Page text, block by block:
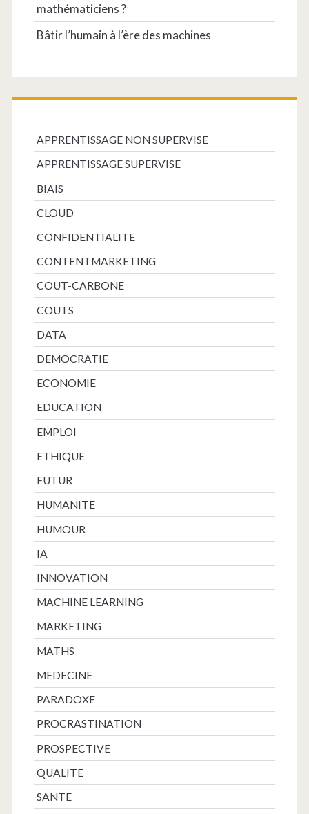
mathématiciens ?
Bâtir l’humain à l’ère des machines
APPRENTISSAGE NON SUPERVISE
APPRENTISSAGE SUPERVISE
BIAIS
CLOUD
CONFIDENTIALITE
CONTENTMARKETING
COUT-CARBONE
COUTS
DATA
DEMOCRATIE
ECONOMIE
EDUCATION
EMPLOI
ETHIQUE
FUTUR
HUMANITE
HUMOUR
IA
INNOVATION
MACHINE LEARNING
MARKETING
MATHS
MEDECINE
PARADOXE
PROCRASTINATION
PROSPECTIVE
QUALITE
SANTE